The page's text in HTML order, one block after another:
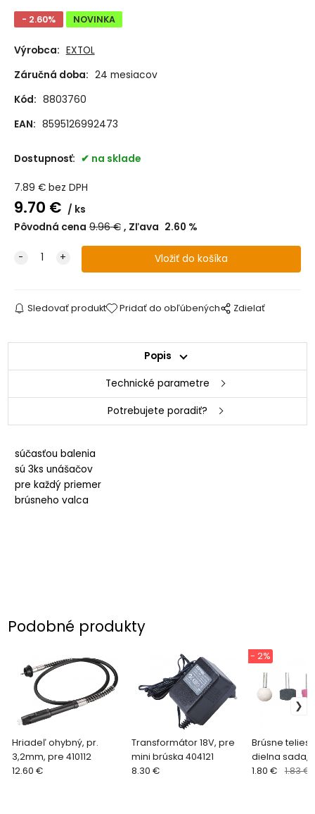
- 2.60% NOVINKA
Výrobca: EXTOL
Záručná doba: 24 mesiacov
Kód: 8803760
EAN: 8595126992473
Dostupnosť: na sklade
7.89 € bez DPH
9.70 €
ks
Pôvodná cena 9.96€ Zľava 2.60 %
Sledovať produkt Pridať do obľúbených Zdielať
Popis
Technické parametre
Potrebujete poradiť?
súčasťou balenia
sú 3ks unášačov
pre každý priemer
brúsneho valca
Podobné produkty
Hriadeľ ohybný, pr.
3,2mm, pre 410112
12.60 €
Transformátor 18V, pre
mini brúska 404121
8.30 €
Brúsne
dielna sada,
pr.6mm 1820
- 2%
1.80 € 1.83 €